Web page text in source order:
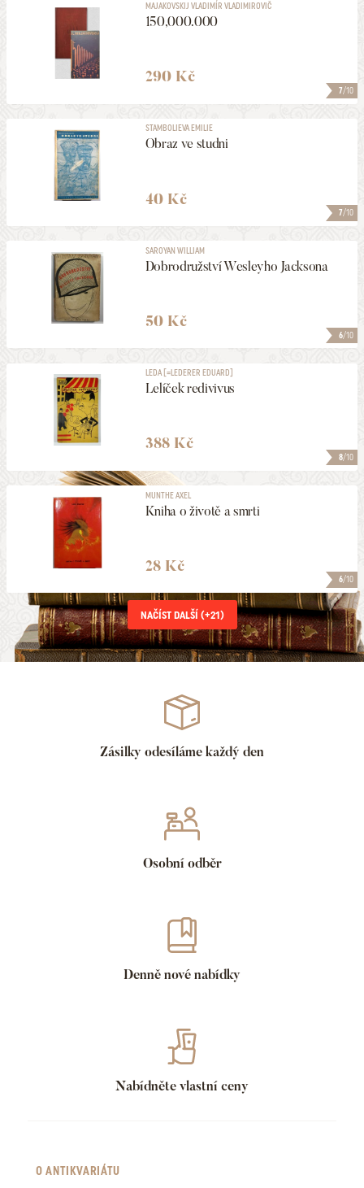
7/10
MAJAKOVSKIJ VLADIMÍR VLADIMIROVIČ
150,000.000
290 Kč
7/10
STAMBOLIEVA EMILIE
Obraz ve studni
40 Kč
6/10
SAROYAN WILLIAM
Dobrodružství Wesleyho Jacksona
50 Kč
8/10
LEDA [=LEDERER EDUARD]
Lelíček redivivus
388 Kč
6/10
MUNTHE AXEL
Kniha o životě a smrti
28 Kč
NAČÍST DALŠÍ (+21)
Zásilky odesíláme každý den
Osobní odběr
Denně nové nabídky
Nabídněte vlastní ceny
O ANTIKVARIÁTU